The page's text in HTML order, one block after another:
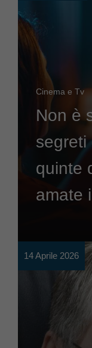
Cinema e Tv
Non è
segreti
quinte
amate
14 Aprile 2026